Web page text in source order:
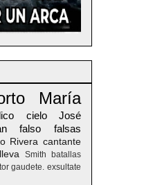
María
cielo
José
falso falsas
Rivera cantante
lleva Smith
batallas
gaudete. exsultate